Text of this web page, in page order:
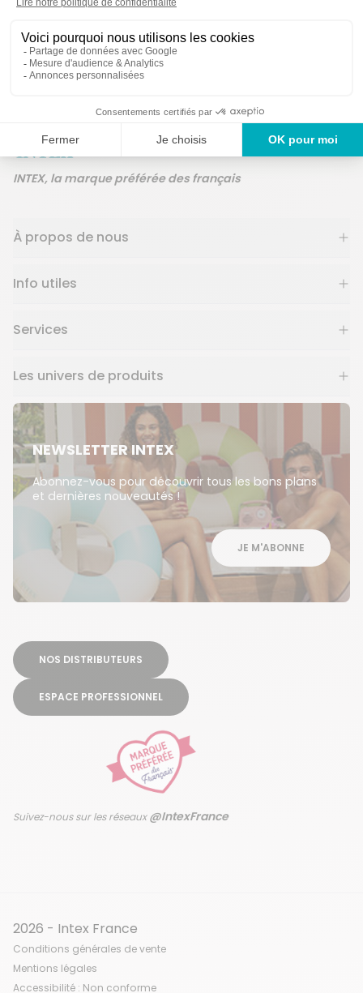
Un service en France
INTEX, la marque préférée des français
À propos de nous
Info utiles
Services
Les univers de produits
NEWSLETTER INTEX
Abonnez-vous pour découvrir tous les bons plans
et dernières nouveautés !
JE M'ABONNE
NOS DISTRIBUTEURS
ESPACE PROFESSIONNEL
Suivez-nous sur les réseaux@IntexFrance
2026 - Intex France
Conditions générales de vente
Mentions légales
Accessibilité : Non conforme